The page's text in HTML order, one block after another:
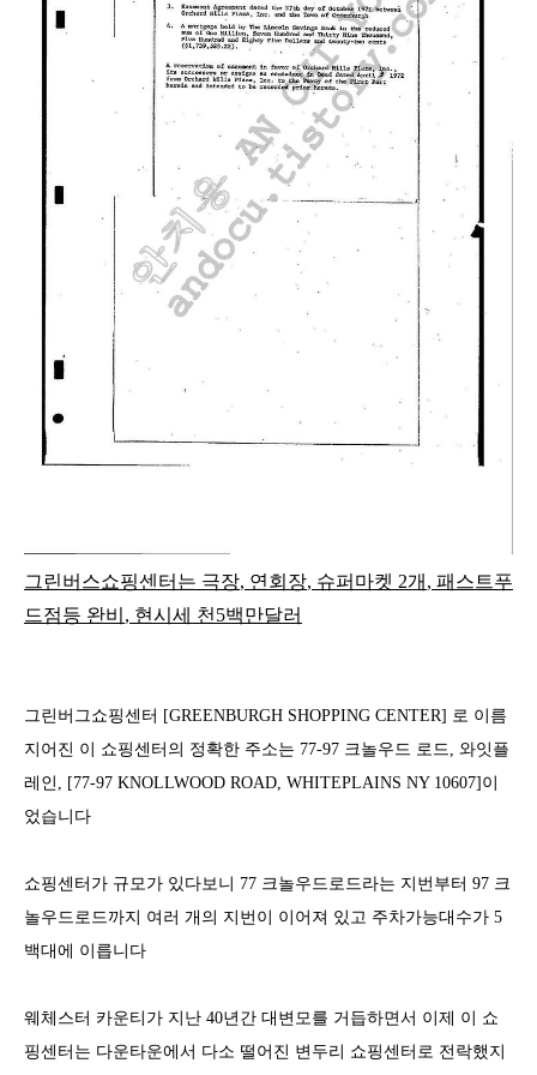
그린버스쇼핑센터는 극장, 연회장, 슈퍼마켓 2개 , 패스트푸
드점등 완비 , 현시세 천 5백만달러
그린버그쇼핑센터 [GREENBURGH SHOPPING CENTER] 로 이름
지어진 이 쇼핑센터의 정확한 주소는 77-97 크놀우드 로드, 와잇플
레인 , [77-97 KNOLLWOOD ROAD, WHITEPLAINS NY 10607] 이
었습니다
쇼핑센터가 규모가 있다보니 77 크놀우드로드라는 지번부터 97 크
놀우드로드까지 여러 개의 지번이 이어져 있고 주차가능대수가 5
백대에 이릅니다
웨체스터 카운티가 지난 40년간 대변모를 거듭하면서 이제 이 쇼
핑센터는 다운타운에서 다소 떨어진 변두리 쇼핑센터로 전락했지